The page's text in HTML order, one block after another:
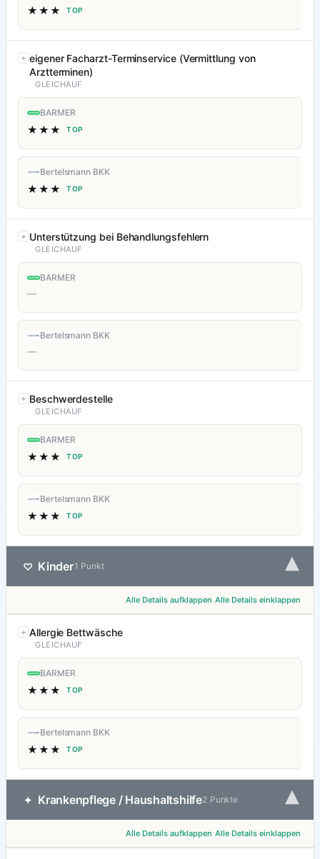
★★★ TOP
eigener Facharzt-Terminservice (Vermittlung von
Arztterminen)
GLEICHAUF
BARMER
★★★ TOP
Bertelsmann BKK
★★★ TOP
Unterstützung bei Behandlungsfehlern
GLEICHAUF
BARMER
—
Bertelsmann BKK
—
Beschwerdestelle
GLEICHAUF
BARMER
★★★ TOP
Bertelsmann BKK
★★★ TOP
♡ Kinder1 Punkt ▾
Alle Details aufklappen Alle Details einklappen
Allergie Bettwäsche
GLEICHAUF
BARMER
★★★ TOP
Bertelsmann BKK
★★★ TOP
✦ Krankenpflege / Haushaltshilfe2 Punkte ▾
Alle Details aufklappen Alle Details einklappen